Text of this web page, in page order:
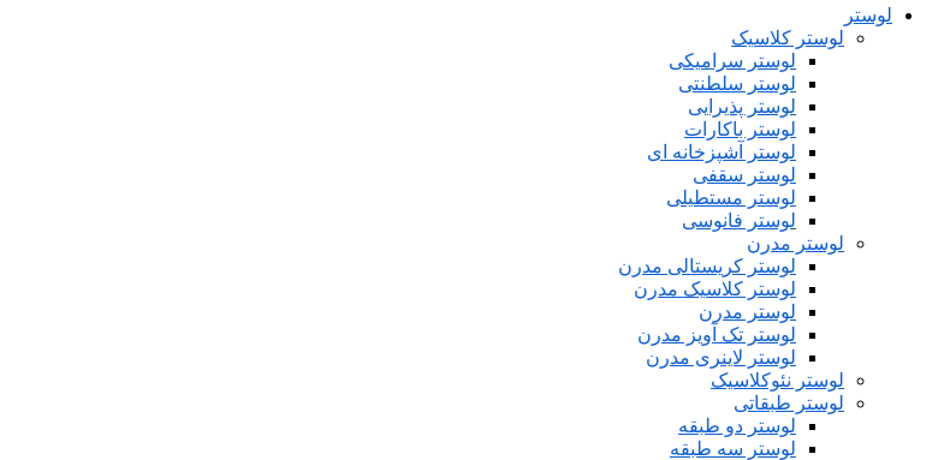
لوستر
لوستر کلاسیک
لوستر سرامیکی
لوستر سلطنتی
لوستر پذیرایی
لوستر باکارات
لوستر آشپزخانه ای
لوستر سقفی
لوستر مستطیلی
لوستر فانوسی
لوستر مدرن
لوستر کریستالی مدرن
لوستر کلاسیک مدرن
لوستر مدرن
لوستر تک آویز مدرن
لوستر لاینری مدرن
لوستر نئوکلاسیک
لوستر طبقاتی
لوستر دو طبقه
لوستر سه طبقه